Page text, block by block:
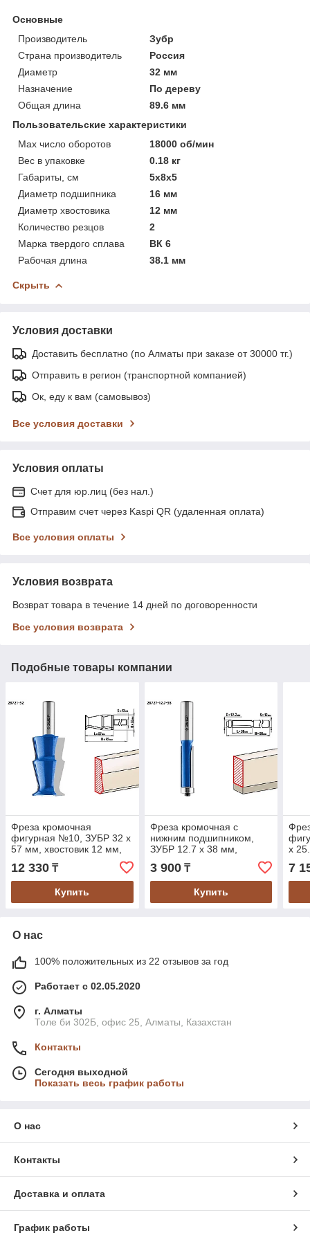
Основные
Производитель
Зубр
Страна производитель
Россия
Диаметр
32 мм
Назначение
По дереву
Общая длина
89.6 мм
Пользовательские характеристики
Max число оборотов
18000 об/мин
Вес в упаковке
0.18 кг
Габариты, см
5х8х5
Диаметр подшипника
16 мм
Диаметр хвостовика
12 мм
Количество резцов
2
Марка твердого сплава
ВК 6
Рабочая длина
38.1 мм
Скрыть
Условия доставки
Доставить бесплатно (по Алматы при заказе от 30000 тг.)
Отправить в регион (транспортной компанией)
Ок, еду к вам (самовывоз)
Все условия доставки
Условия оплаты
Счет для юр.лиц (без нал.)
Отправим счет через Kaspi QR (удаленная оплата)
Все условия оплаты
Условия возврата
Возврат товара в течение 14 дней по договоренности
Все условия возврата
Подобные товары компании
Фреза кромочная
фигурная №10, ЗУБР 32 x
57 мм, хвостовик 12 мм,
по дереву (28721-32)
12 330 ₸
Купить
Фреза кромочная с
нижним подшипником,
ЗУБР 12.7 x 38 мм,
хвостовик 12 мм, по
дереву (28727-12.7-38)
3 900₸
Купить
x
7
О нас
100% положительных из 22 отзывов за год
Работает с 02.05.2020
г. Алматы
Толе би 302Б, офис 25, Алматы, Казахстан
Контакты
Сегодня выходной
Показать весь график работы
О нас
Контакты
Доставка и оплата
График работы